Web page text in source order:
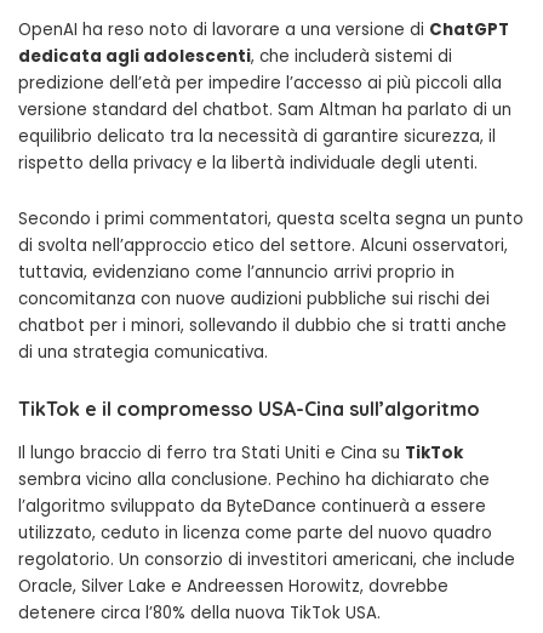
OpenAI ha reso noto di lavorare a una versione di ChatGPT
dedicata agli adolescenti, che includerà sistemi di
predizione dell’età per impedire l’accesso ai più piccoli alla
versione standard del chatbot. Sam Altman ha parlato di un
equilibrio delicato tra la necessità di garantire sicurezza, il
rispetto della privacy e la libertà individuale degli utenti.
Secondo i primi commentatori, questa scelta segna un punto
di svolta nell’approccio etico del settore. Alcuni osservatori,
tuttavia, evidenziano come l’annuncio arrivi proprio in
concomitanza con nuove audizioni pubbliche sui rischi dei
chatbot per i minori, sollevando il dubbio che si tratti anche
di una strategia comunicativa.
TikTok e il compromesso USA-Cina sull’algoritmo
Il lungo braccio di ferro tra Stati Uniti e Cina su TikTok
sembra vicino alla conclusione. Pechino ha dichiarato che
l’algoritmo sviluppato da ByteDance continuerà a essere
utilizzato, ceduto in licenza come parte del nuovo quadro
regolatorio. Un consorzio di investitori americani, che include
Oracle, Silver Lake e Andreessen Horowitz, dovrebbe
detenere circa l’80% della nuova TikTok USA.